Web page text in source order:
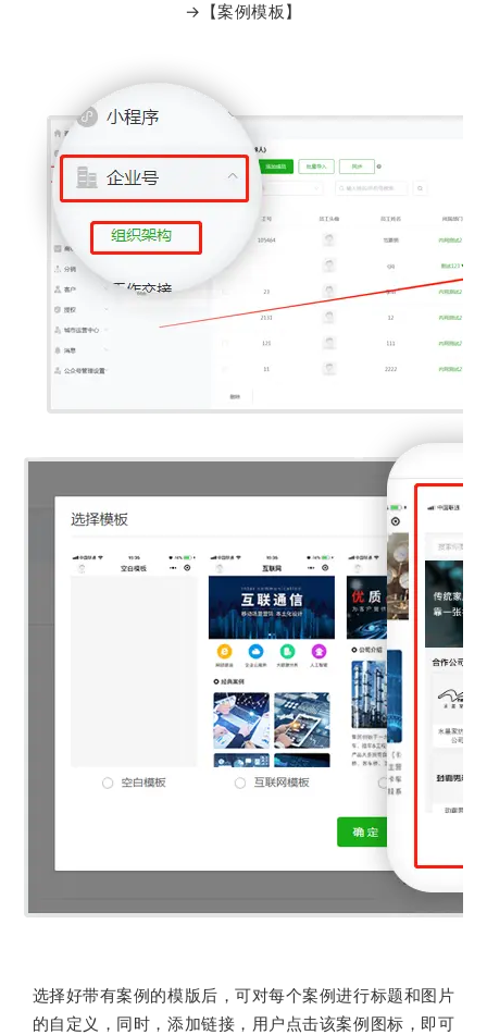
→【案例模板】
选择好带有案例的模版后，可对每个案例进行标题和图片
的自定义，同时，添加链接，用户点击该案例图标，即可